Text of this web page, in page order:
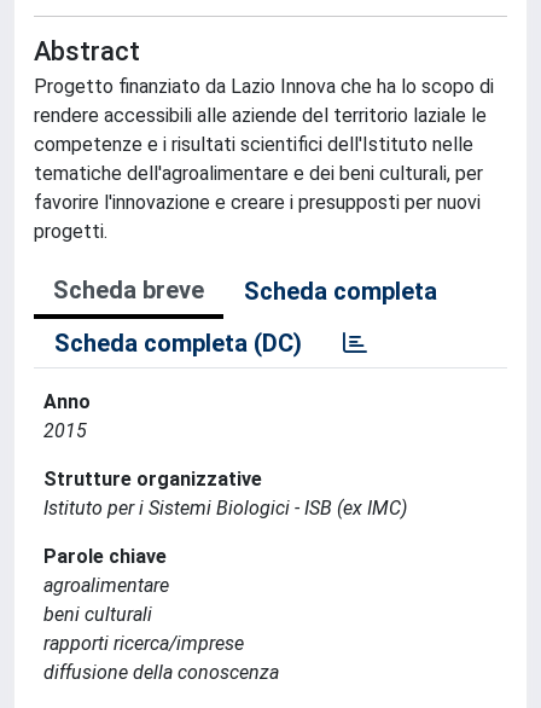
Abstract
Progetto finanziato da Lazio Innova che ha lo scopo di
rendere accessibili alle aziende del territorio laziale le
competenze e i risultati scientifici dell'Istituto nelle
tematiche dell'agroalimentare e dei beni culturali, per
favorire l'innovazione e creare i presupposti per nuovi
progetti.
Scheda breve
Scheda completa
Scheda completa (DC)
Anno
2015
Strutture organizzative
Istituto per i Sistemi Biologici - ISB (ex IMC)
Parole chiave
agroalimentare
beni culturali
rapporti ricerca/imprese
diffusione della conoscenza